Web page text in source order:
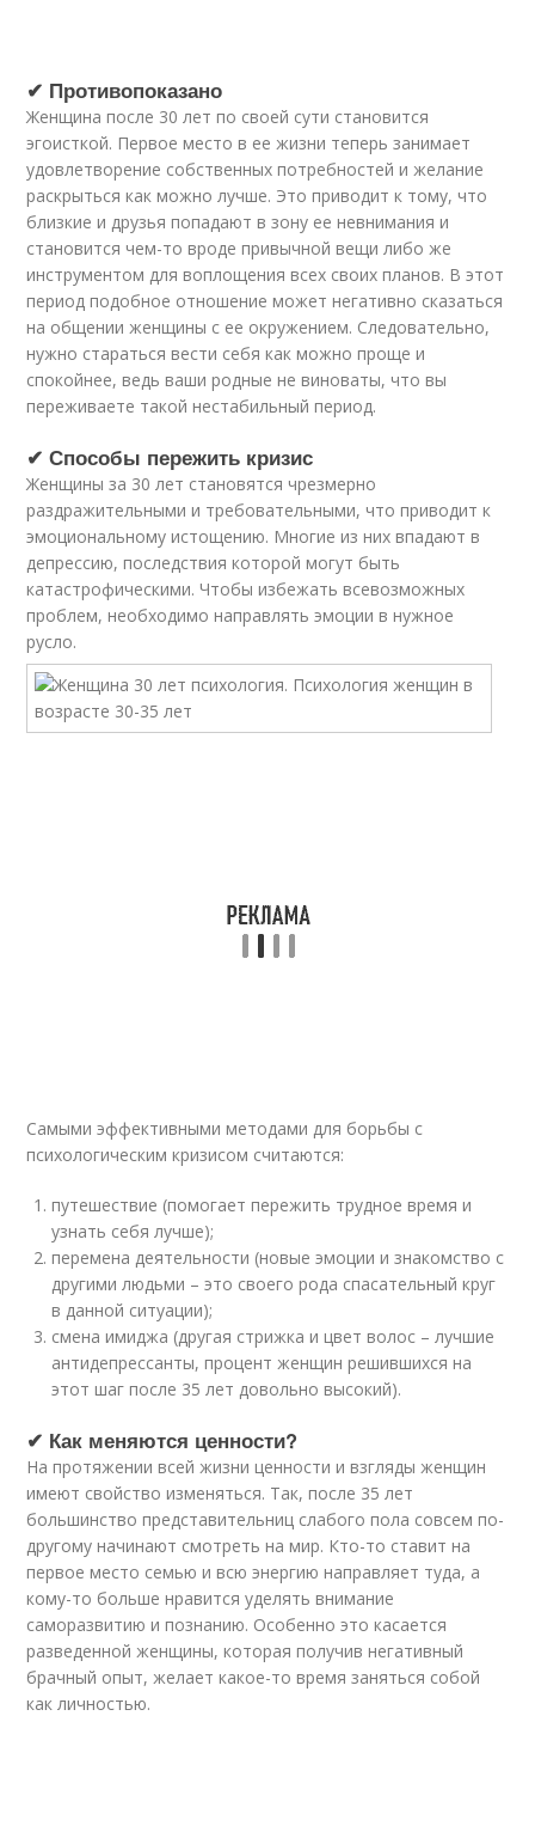
✔ Противопоказано
Женщина после 30 лет по своей сути становится
эгоисткой. Первое место в ее жизни теперь занимает
удовлетворение собственных потребностей и желание
раскрыться как можно лучше. Это приводит к тому, что
близкие и друзья попадают в зону ее невнимания и
становится чем-то вроде привычной вещи либо же
инструментом для воплощения всех своих планов. В этот
период подобное отношение может негативно сказаться
на общении женщины с ее окружением. Следовательно,
нужно стараться вести себя как можно проще и
спокойнее, ведь ваши родные не виноваты, что вы
переживаете такой нестабильный период.
✔ Способы пережить кризис
Женщины за 30 лет становятся чрезмерно
раздражительными и требовательными, что приводит к
эмоциональному истощению. Многие из них впадают в
депрессию, последствия которой могут быть
катастрофическими. Чтобы избежать всевозможных
проблем, необходимо направлять эмоции в нужное
русло.
Самыми эффективными методами для борьбы с
психологическим кризисом считаются:
путешествие (помогает пережить трудное время и
узнать себя лучше);
перемена деятельности (новые эмоции и знакомство с
другими людьми – это своего рода спасательный круг
в данной ситуации);
смена имиджа (другая стрижка и цвет волос – лучшие
антидепрессанты, процент женщин решившихся на
этот шаг после 35 лет довольно высокий).
✔ Как меняются ценности?
На протяжении всей жизни ценности и взгляды женщин
имеют свойство изменяться. Так, после 35 лет
большинство представительниц слабого пола совсем по-
другому начинают смотреть на мир. Кто-то ставит на
первое место семью и всю энергию направляет туда, а
кому-то больше нравится уделять внимание
саморазвитию и познанию. Особенно это касается
разведенной женщины, которая получив негативный
брачный опыт, желает какое-то время заняться собой
как личностью.